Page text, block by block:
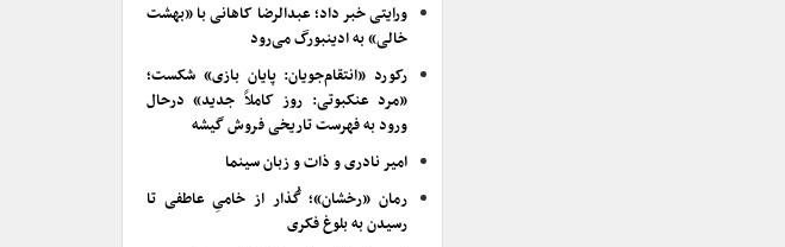
ورایتی خبر داد؛ عبدالرضا کاهانی با «بهشت
خالی» به ادینبورگ می‌رود
رکورد «انتقام‌جویان: پایان بازی» شکست؛
«مرد عنکبوتی: روز کاملاً جدید» درحال
ورود به فهرست تاریخی فروش گیشه
امیر نادری و ذات و زبان سینما
رمان «رخشان»؛ گُذار از خامیِ عاطفی تا
رسیدن به بلوغ فکری